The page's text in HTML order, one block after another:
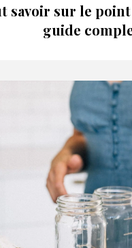
savoir sur le point
guide